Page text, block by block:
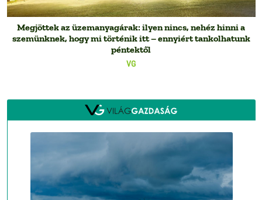
VG
Megjöttek az üzemanyagárak: ilyen nincs, nehéz hinni a
szemünknek, hogy mi történik itt – ennyiért tankolhatunk
péntektől